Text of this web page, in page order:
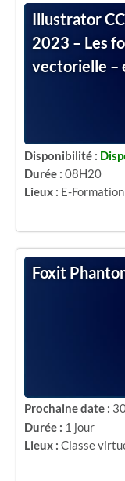
Illustrator
2023 – Les
vectorielle –
Disponibilité :
Durée : 08H20
Lieux : E-Formation
Foxit
Prochaine date :
Durée : 1 jour
Lieux : Classe